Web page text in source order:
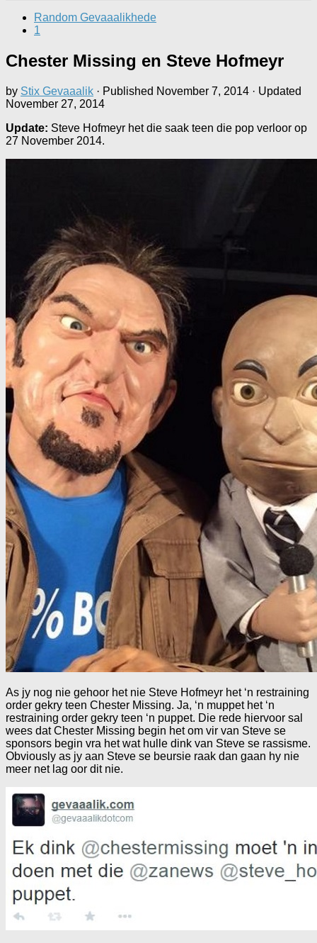
Random Gevaaalikhede
1
Chester Missing en Steve Hofmeyr
by Stix Gevaaalik · Published November 7, 2014 · Updated
November 27, 2014
Update: Steve Hofmeyr het die saak teen die pop verloor op
27 November 2014.
As jy nog nie gehoor het nie Steve Hofmeyr het ‘n restraining
order gekry teen Chester Missing. Ja, ‘n muppet het ‘n
restraining order gekry teen ‘n puppet. Die rede hiervoor sal
wees dat Chester Missing begin het om vir van Steve se
sponsors begin vra het wat hulle dink van Steve se rassisme.
Obviously as jy aan Steve se beursie raak dan gaan hy nie
meer net lag oor dit nie.